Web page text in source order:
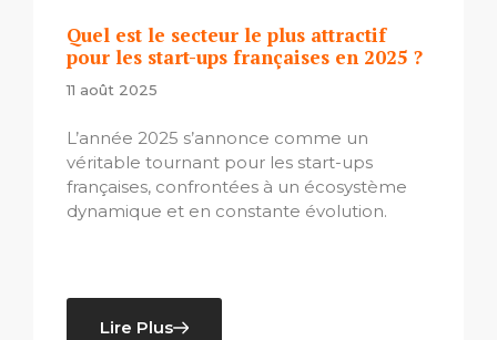
Quel est le secteur le plus attractif
pour les start-ups françaises en 2025 ?
11 août 2025
L’année 2025 s’annonce comme un
véritable tournant pour les start-ups
françaises, confrontées à un écosystème
dynamique et en constante évolution.
Lire Plus